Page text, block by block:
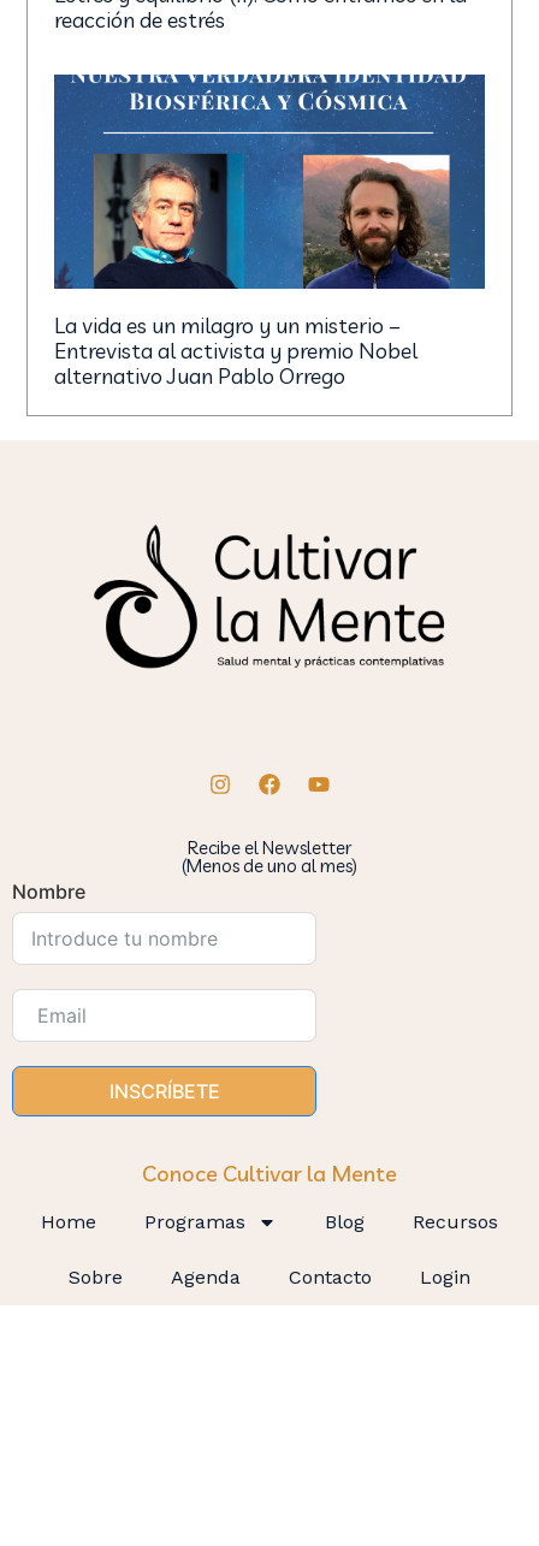
alternativo Juan Pablo Orrego
Recibe el Newsletter
(Menos de uno al mes)
Home Programas
Sobre Agenda Contacto